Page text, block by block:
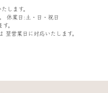
します。
休業日:土・日・祝日
。
翌営業日に対応いたします。